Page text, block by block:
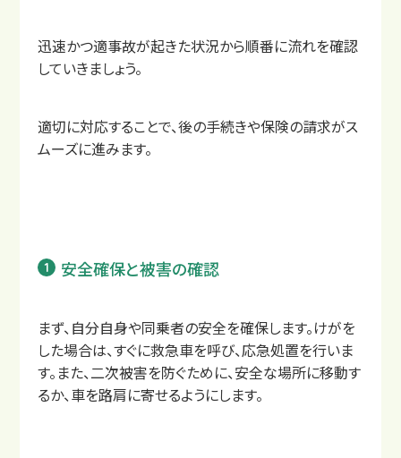
迅速かつ適事故が起きた状況から順番に流れを確認
していきましょう。
適切に対応することで、後の手続きや保険の請求がス
ムーズに進みます。
安全確保と被害の確認
まず、自分自身や同乗者の安全を確保します。けがを
した場合は、すぐに救急車を呼び、応急処置を行いま
す。また、二次被害を防ぐために、安全な場所に移動す
るか、車を路肩に寄せるようにします。